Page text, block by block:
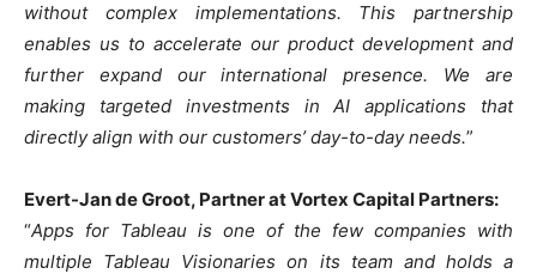
without complex implementations. This partnership
enables us to accelerate our product development and
further expand our international presence. We are
making targeted investments in AI applications that
directly align with our customers’ day-to-day needs.”
Evert-Jan de Groot, Partner at Vortex Capital Partners:
“Apps for Tableau is one of the few companies with
multiple Tableau Visionaries on its team and holds a